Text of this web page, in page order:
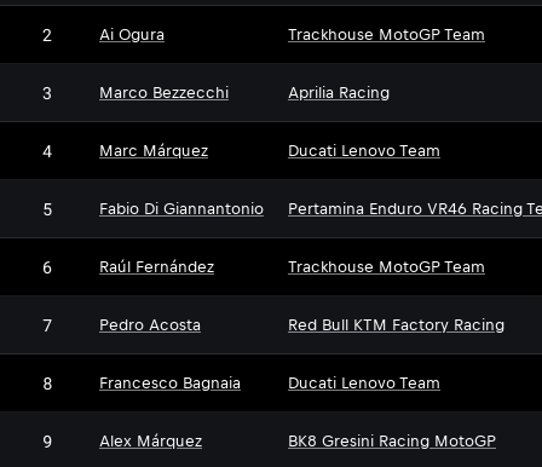
2 Ai Ogura Trackhouse MotoGP Team
3 Marco Bezzecchi Aprilia Racing
4 Marc Márquez Ducati Lenovo Team
5 Fabio Di Giannantonio Pertamina Enduro VR46 Racing
6 Raúl Fernández Trackhouse MotoGP Team
7 Pedro Acosta Red Bull KTM Factory Racing
8 Francesco Bagnaia Ducati Lenovo Team
9 Alex Márquez BK8 Gresini Racing MotoGP